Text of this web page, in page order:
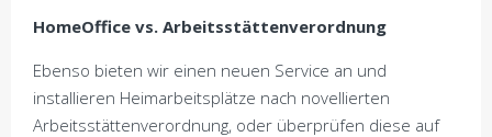
HomeOffice vs. Arbeitsstättenverordnung
Ebenso bieten wir einen neuen Service an und
installieren Heimarbeitsplätze nach novellierten
Arbeitsstättenverordnung, oder überprüfen diese auf